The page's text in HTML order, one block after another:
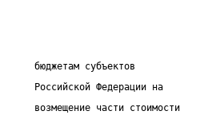
      бюджетам субъектов
      Российской Федерации на
      возмещение части стоимости